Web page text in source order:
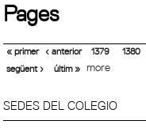
Pages
« primer ‹ anterior 1379 1380
següent ›
últim » more
SEDES DEL COLEGIO